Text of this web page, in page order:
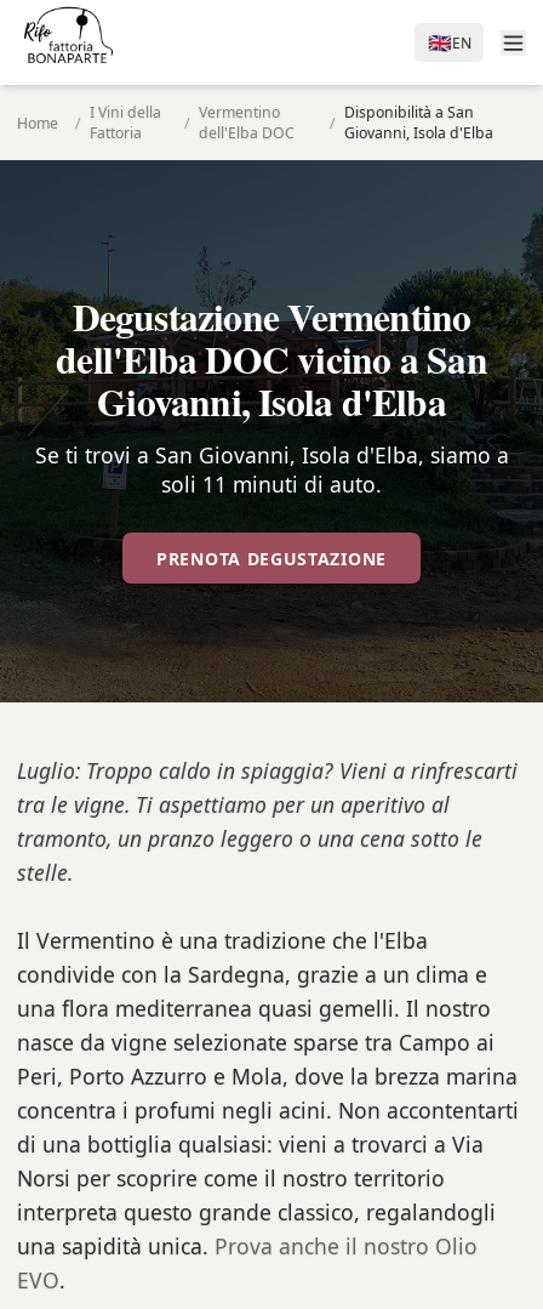
🇬🇧EN
Home / I Vini della
Fattoria
/ Vermentino
dell'Elba DOC
/ Disponibilità a San
Giovanni, Isola d'Elba
Degustazione Vermentino
dell'Elba DOC vicino a San
Giovanni, Isola d'Elba
Se ti trovi a San Giovanni, Isola d'Elba, siamo a
soli 11 minuti di auto.
PRENOTA DEGUSTAZIONE
Luglio: Troppo caldo in spiaggia? Vieni a rinfrescarti
tra le vigne. Ti aspettiamo per un aperitivo al
tramonto, un pranzo leggero o una cena sotto le
stelle.
Il Vermentino è una tradizione che l'Elba
condivide con la Sardegna, grazie a un clima e
una flora mediterranea quasi gemelli. Il nostro
nasce da vigne selezionate sparse tra Campo ai
Peri, Porto Azzurro e Mola, dove la brezza marina
concentra i profumi negli acini. Non accontentarti
di una bottiglia qualsiasi: vieni a trovarci a Via
Norsi per scoprire come il nostro territorio
interpreta questo grande classico, regalandogli
una sapidità unica. Prova anche il nostro Olio
EVO.